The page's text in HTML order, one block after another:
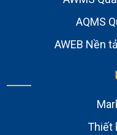
AQMS
AWEB Nền
Thiết